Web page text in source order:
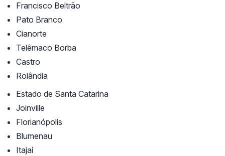
Francisco Beltrão
Pato Branco
Cianorte
Telêmaco Borba
Castro
Rolândia
Estado de Santa Catarina
Joinville
Florianópolis
Blumenau
Itajaí